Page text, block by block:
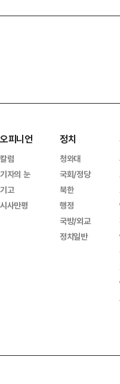
오피니언
칼럼
기자의 눈
기고
시사만평
정치
청와대
국회/정당
북한
행정
국방/외교
정치일반